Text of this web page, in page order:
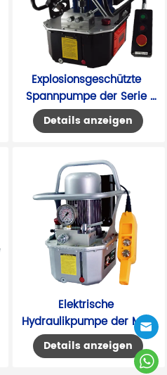
Explosionsgeschützte
Spannpumpe der Serie
HMP-AEX
Details anzeigen
Elektrische
Hydraulikpumpe der MP-
Serie
Details anzeigen